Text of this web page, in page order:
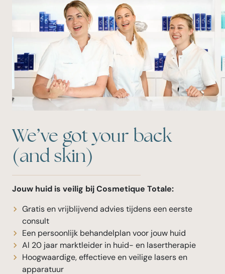
We’ve got your back
(and skin)
Jouw huid is veilig bij Cosmetique Totale:
Gratis en vrijblijvend advies tijdens een eerste
consult
Een persoonlijk behandelplan voor jouw huid
Al 20 jaar marktleider in huid- en lasertherapie
Hoogwaardige, effectieve en veilige lasers en
apparatuur